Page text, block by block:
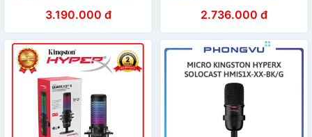
(4P5P7AA)3.190.000 đ 2.736.000 đ